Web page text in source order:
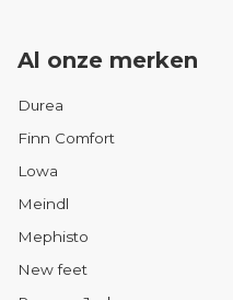
Al onze merken
Durea
Finn Comfort
Lowa
Meindl
Mephisto
New feet